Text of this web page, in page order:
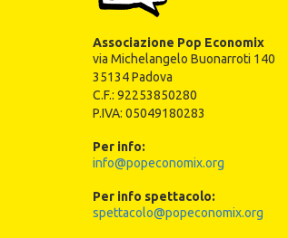
Associazione Pop Economix
via Michelangelo Buonarroti 140
35134 Padova
C.F.: 92253850280
P.IVA: 05049180283
Per info:
info@popeconomix.org
Per info spettacolo:
spettacolo@popeconomix.org